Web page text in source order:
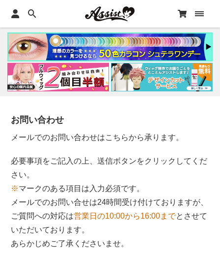
お問い合わせ
メールでのお問い合わせはこちらから承ります。
必要事項をご記入の上、送信ボタンをクリックしてくだ
さい。
※マークのある項目は入力必須です。
メールでのお問い合せは24時間受け付けておりますが、
ご質問への対応は営業日の10:00から16:00までとさせて
いただいております。
あらかじめご了承くださいませ。